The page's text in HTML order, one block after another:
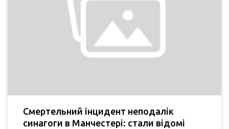
Смертельний інцидент неподалік
синагоги в Манчестері: стали відомі